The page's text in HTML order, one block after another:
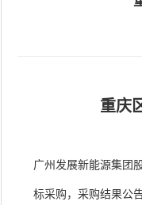
重庆
广州发展新能源集团
标采购，采购结果公